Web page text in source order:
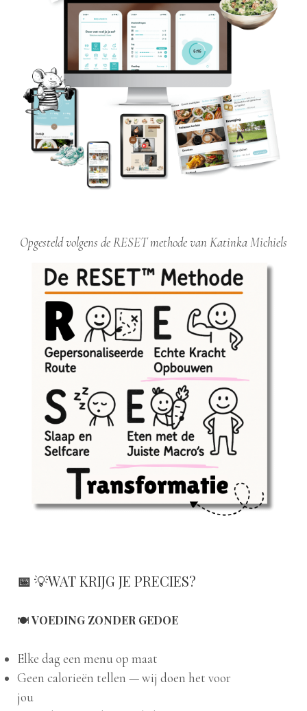
Opgesteld volgens de RESET methode van Katinka Michiels
📅 💡WAT KRIJG JE PRECIES?
🍽️VOEDING ZONDER GEDOE
Elke dag een menu op maat
Geen calorieën tellen — wij doen het voor
jou